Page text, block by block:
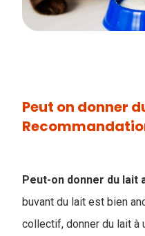
Peut on donner
Peut-on donner du lait
buvant du lait est bien
collectif, donner du lait à